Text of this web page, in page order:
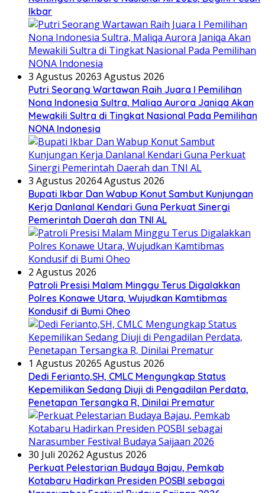
Ikbar
3 Agustus 20263 Agustus 2026
Putri Seorang Wartawan ‎Raih Juara I Pemilihan
Nona Indonesia Sultra, Maliqa Aurora Janiqa Akan
Mewakili Sultra di Tingkat Nasional Pada Pemilihan
NONA Indonesia
3 Agustus 20264 Agustus 2026
Bupati Ikbar Dan Wabup Konut Sambut Kunjungan
Kerja Danlanal Kendari Guna Perkuat Sinergi
Pemerintah Daerah dan TNI AL
2 Agustus 2026
Patroli Presisi Malam Minggu Terus Digalakkan
Polres Konawe Utara, Wujudkan Kamtibmas
Kondusif di Bumi Oheo
1 Agustus 20265 Agustus 2026
Dedi Ferianto,SH, CMLC Mengungkap Status
Kepemilikan Sedang Diuji di Pengadilan Perdata,
Penetapan Tersangka R, Dinilai Prematur
30 Juli 20262 Agustus 2026
Perkuat Pelestarian Budaya Bajau, Pemkab
Kotabaru Hadirkan Presiden POSBI sebagai